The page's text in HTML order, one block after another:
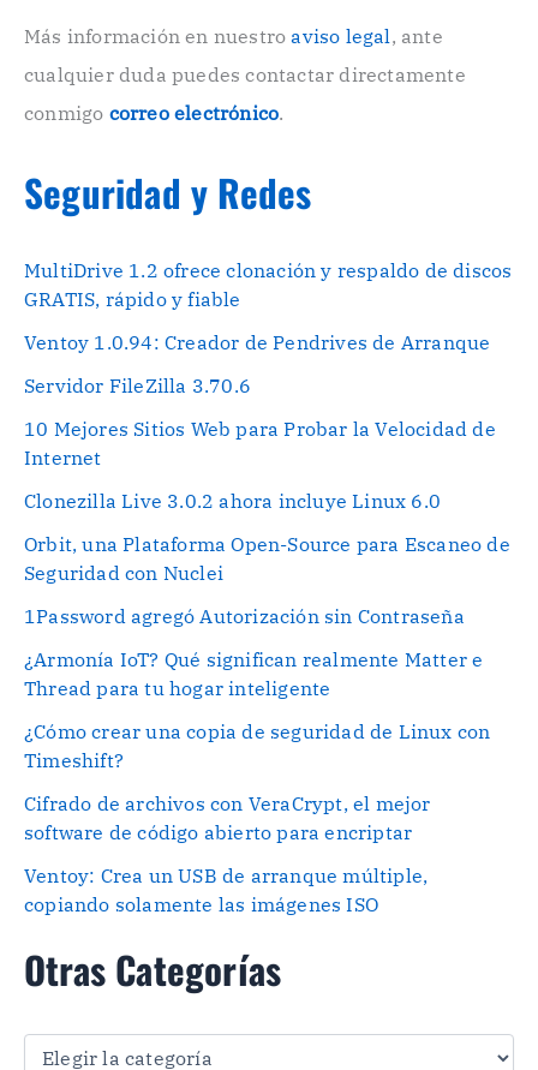
o
.
Más información en nuestroaviso legal , ante
cualquier duda puedes contactar directamente
conmigo correo electrónico.
Seguridad y Redes
MultiDrive 1.2 ofrece clonación y respaldo de discos
GRATIS, rápido y fiable
Ventoy 1.0.94: Creador de Pendrives de Arranque
Servidor FileZilla 3.70.6
10 Mejores Sitios Web para Probar la Velocidad de
Internet
Clonezilla Live 3.0.2 ahora incluye Linux 6.0
Orbit, una Plataforma Open-Source para Escaneo de
Seguridad con Nuclei
1Password agregó Autorización sin Contraseña
¿Armonía IoT? Qué significan realmente Matter e
Thread para tu hogar inteligente
¿Cómo crear una copia de seguridad de Linux con
Timeshift?
Cifrado de archivos con VeraCrypt, el mejor
software de código abierto para encriptar
Ventoy: Crea un USB de arranque múltiple,
copiando solamente las imágenes ISO
Otras Categorías
O